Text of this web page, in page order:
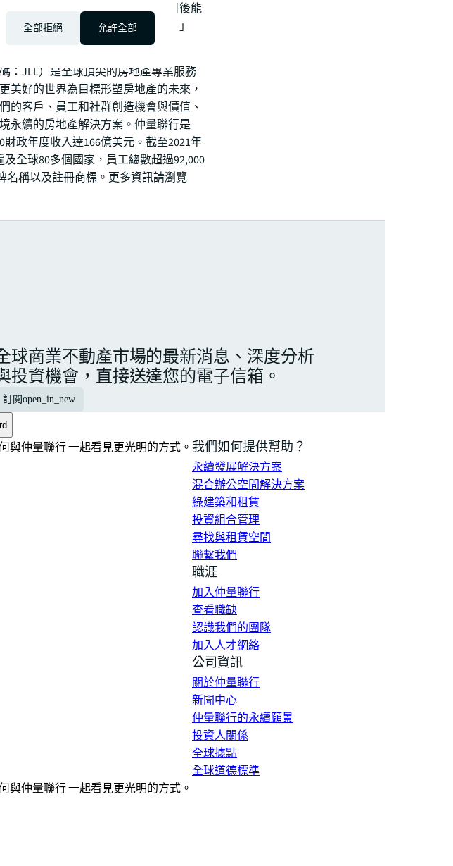
帶領台灣這支優秀的團隊，希望日後能
熱情、更有活力與更光明的未來。」
：JLL）是全球頂尖的房地產專業服務
美好的世界為目標形塑房地產的未來，
的客戶、員工和社群創造機會與價值、
永續的房地產解決方案。仲量聯行是
財政年度收入達166億美元。截至2021年
全球80多個國家，員工總數超過92,000
名稱以及註冊商標。更多資訊請瀏覽
球商業不動產市場的最新消息、深度分析
投資機會，直接送達您的電子信箱。
訂閱open_in_new
仲量聯行 一起看見更光明的方式。 我們如何提供幫助？
永續發展解決方案
混合辦公空間解決方案
綠建築和租賃
投資組合管理
尋找與租賃空間
聯繫我們
職涯
加入仲量聯行
查看職缺
認識我們的團隊
加入人才網絡
公司資訊
關於仲量聯行
新聞中心
仲量聯行的永續願景
投資人關係
全球據點
全球道德標準
仲量聯行 一起看見更光明的方式。
全部拒絕 允許全部